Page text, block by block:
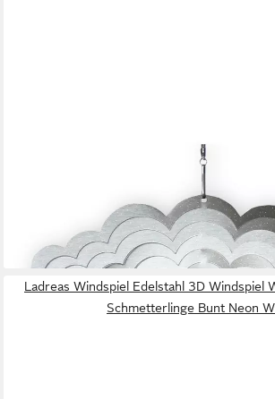
Windspiel Windspiel Metall 3D Blume
hängend mit Glaskugel (1x Windspiel),
farbige Glaskugel
lieferbar - in 3-4 Werktagen bei dir
Ladreas Windspiel Edelstahl 3D Windspiel
Schmetterlinge Bunt Neon